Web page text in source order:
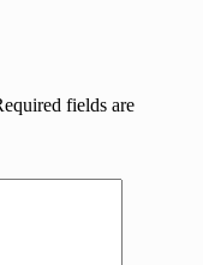
fields are